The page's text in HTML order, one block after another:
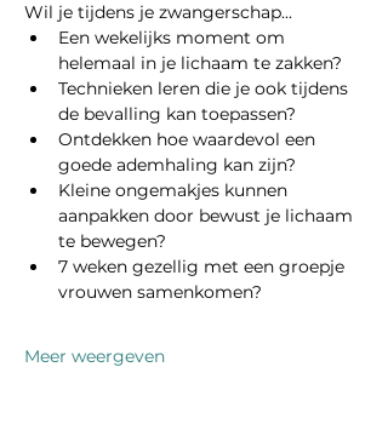
Wil je tijdens je zwangerschap...
Een wekelijks moment om
helemaal in je lichaam te zakken?
Technieken leren die je ook tijdens
de bevalling kan toepassen?
Ontdekken hoe waardevol een
goede ademhaling kan zijn?
Kleine ongemakjes kunnen
aanpakken door bewust je lichaam
te bewegen?
7 weken gezellig met een groepje
vrouwen samenkomen?
Meer weergeven